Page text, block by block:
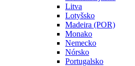
Litva
Lotyšsko
Madeira (POR)
Monako
Nemecko
Nórsko
Portugalsko